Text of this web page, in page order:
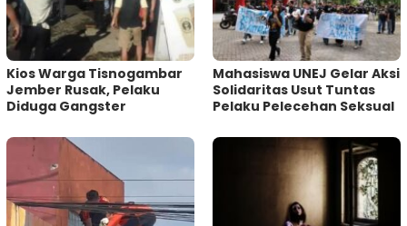
Kios Warga Tisnogambar
Jember Rusak, Pelaku
Diduga Gangster
Mahasiswa UNEJ Gelar Aksi
Solidaritas Usut Tuntas
Pelaku Pelecehan Seksual